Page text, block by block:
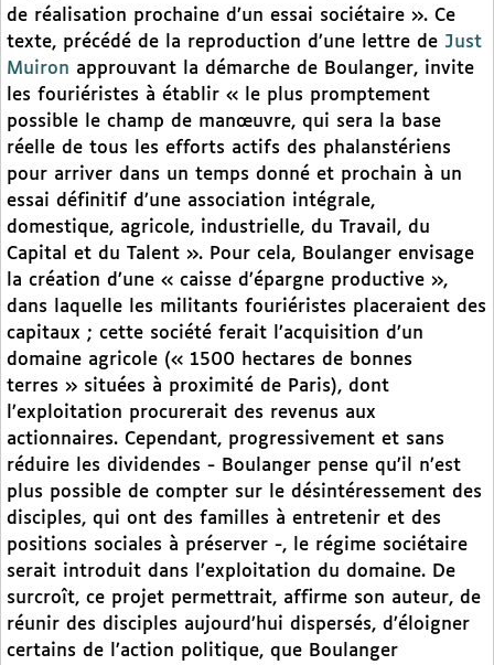
de réalisation prochaine d’un essai sociétaire ». Ce
texte, précédé de la reproduction d’une lettre de Just
Muiron approuvant la démarche de Boulanger, invite
les fouriéristes à établir « le plus promptement
possible le champ de manœuvre, qui sera la base
réelle de tous les efforts actifs des phalanstériens
pour arriver dans un temps donné et prochain à un
essai définitif d’une association intégrale,
domestique, agricole, industrielle, du Travail, du
Capital et du Talent ». Pour cela, Boulanger envisage
la création d’une « caisse d’épargne productive »,
dans laquelle les militants fouriéristes placeraient des
capitaux ; cette société ferait l’acquisition d’un
domaine agricole (« 1500 hectares de bonnes
terres » situées à proximité de Paris), dont
l’exploitation procurerait des revenus aux
actionnaires. Cependant, progressivement et sans
réduire les dividendes - Boulanger pense qu’il n’est
plus possible de compter sur le désintéressement des
disciples, qui ont des familles à entretenir et des
positions sociales à préserver -, le régime sociétaire
serait introduit dans l’exploitation du domaine. De
surcroît, ce projet permettrait, affirme son auteur, de
réunir des disciples aujourd’hui dispersés, d’éloigner
certains de l’action politique, que Boulanger